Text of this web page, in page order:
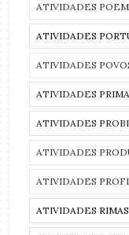
ATIVIDADES
ATIVIDADES
ATIVIDADES
ATIVIDADES
ATIVIDADES
ATIVIDADES
ATIVIDADES
ATIVIDADES RIMAS